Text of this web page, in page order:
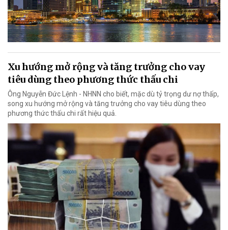
Xu hướng mở rộng và tăng trưởng cho vay
tiêu dùng theo phương thức thấu chi
Ông Nguyễn Đức Lệnh - NHNN cho biết, mặc dù tỷ trọng dư nợ thấp,
song xu hướng mở rộng và tăng trưởng cho vay tiêu dùng theo
phương thức thấu chi rất hiệu quả.